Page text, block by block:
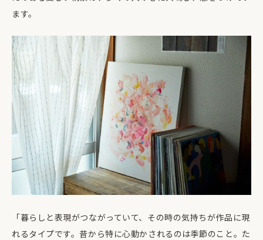
ます。
「暮らしと表現がつながっていて、その時の気持ちが作品に現
れるタイプです。昔から特に心動かされるのは季節のこと。た